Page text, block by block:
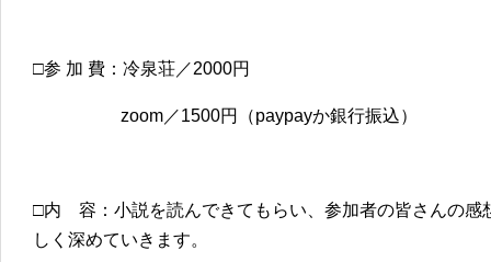
□参 加 費：冷泉荘／2000円
zoom／1500円（paypayか銀行振込）
□内 容：小説を読んできてもらい、参加者の皆さんの感
しく深めていきます。